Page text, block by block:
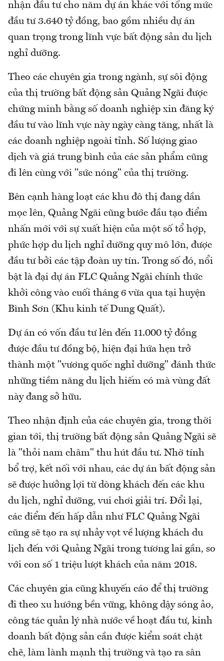
nhận đầu tư cho năm dự án khác với tổng mức
đầu tư 3.640 tỷ đồng, bao gồm nhiều dự án
quan trọng trong lĩnh vực bất động sản du lịch
nghỉ dưỡng.
Theo các chuyên gia trong ngành, sự sôi động
của thị trường bất động sản Quảng Ngãi được
chứng minh bằng số doanh nghiệp xin đăng ký
đầu tư vào lĩnh vực này ngày càng tăng, nhất là
các doanh nghiệp ngoài tỉnh. Số lượng giao
dịch và giá trung bình của các sản phẩm cũng
đi lên cùng với "sức nóng" của thị trường.
Bên cạnh hàng loạt các khu đô thị đang dần
mọc lên, Quảng Ngãi cũng bước đầu tạo điểm
nhấn mới với sự xuất hiện của một số tổ hợp,
phức hợp du lịch nghỉ dưỡng quy mô lớn, được
đầu tư bởi các tập đoàn uy tín. Trong số đó, nổi
bật là đại dự án FLC Quảng Ngãi chính thức
khởi công vào cuối tháng 6 vừa qua tại huyện
Bình Sơn (Khu kinh tế Dung Quất).
Dự án có vốn đầu tư lên đến 11.000 tỷ đồng
được đầu tư đồng bộ, hiện đại hứa hẹn trở
thành một "vương quốc nghỉ dưỡng" đánh thức
những tiềm năng du lịch hiếm có mà vùng đất
này đang sở hữu.
Theo nhận định của các chuyên gia, trong thời
gian tới, thị trường bất động sản Quảng Ngãi sẽ
là "thỏi nam châm" thu hút đầu tư. Nhờ tính
bổ trợ, kết nối với nhau, các dự án bất động sản
sẽ được hưởng lợi từ dòng khách đến các khu
du lịch, nghỉ dưỡng, vui chơi giải trí. Đổi lại,
các điểm đến hấp dẫn như FLC Quảng Ngãi
cũng sẽ tạo ra sự nhảy vọt về lượng khách du
lịch đến với Quảng Ngãi trong tương lai gần, so
với con số 1 triệu lượt khách của năm 2018.
Các chuyên gia cũng khuyến cáo để thị trường
đi theo xu hướng bền vững, không dậy sóng ảo,
công tác quản lý nhà nước về hoạt đầu tư, kinh
doanh bất động sản cần được kiểm soát chặt
chẽ, làm lành mạnh thị trường và tạo ra sân